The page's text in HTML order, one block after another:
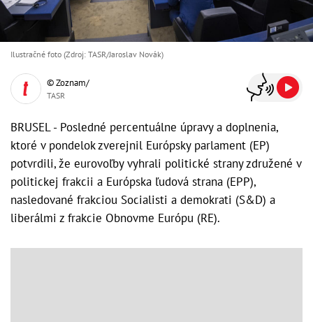
Ilustračné foto (Zdroj: TASR/Jaroslav Novák)
© Zoznam/
TASR
BRUSEL - Posledné percentuálne úpravy a doplnenia,
ktoré v pondelok zverejnil Európsky parlament (EP)
potvrdili, že eurovoľby vyhrali politické strany združené v
politickej frakcii a Európska ľudová strana (EPP),
nasledované frakciou Socialisti a demokrati (S&D) a
liberálmi z frakcie Obnovme Európu (RE).